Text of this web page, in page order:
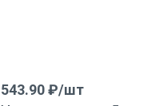
543.90₽/шт